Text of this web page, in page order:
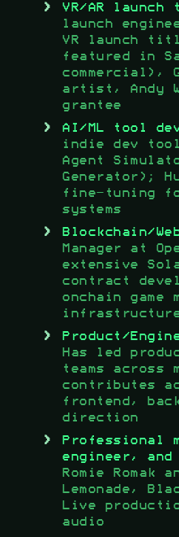
VR/AR
launch
VR launch
featured in
commercial),
artist, Andy
grantee
AI/ML tool
indie dev
Agent
Generator);
fine-tuning
systems
Blockchain/
Manager at
extensive
contract
onchain game
Product/
Has led
teams across
contributes
frontend,
direction
Professional
engineer, and
Romie Romak
Lemonade,
Live
audio